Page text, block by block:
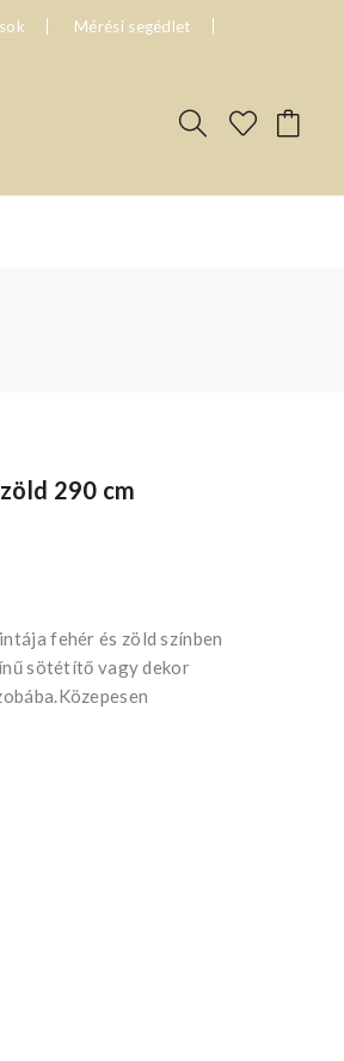
Mérési segédlet
290 cm
fehér és zöld színben
sötétítő vagy dekor